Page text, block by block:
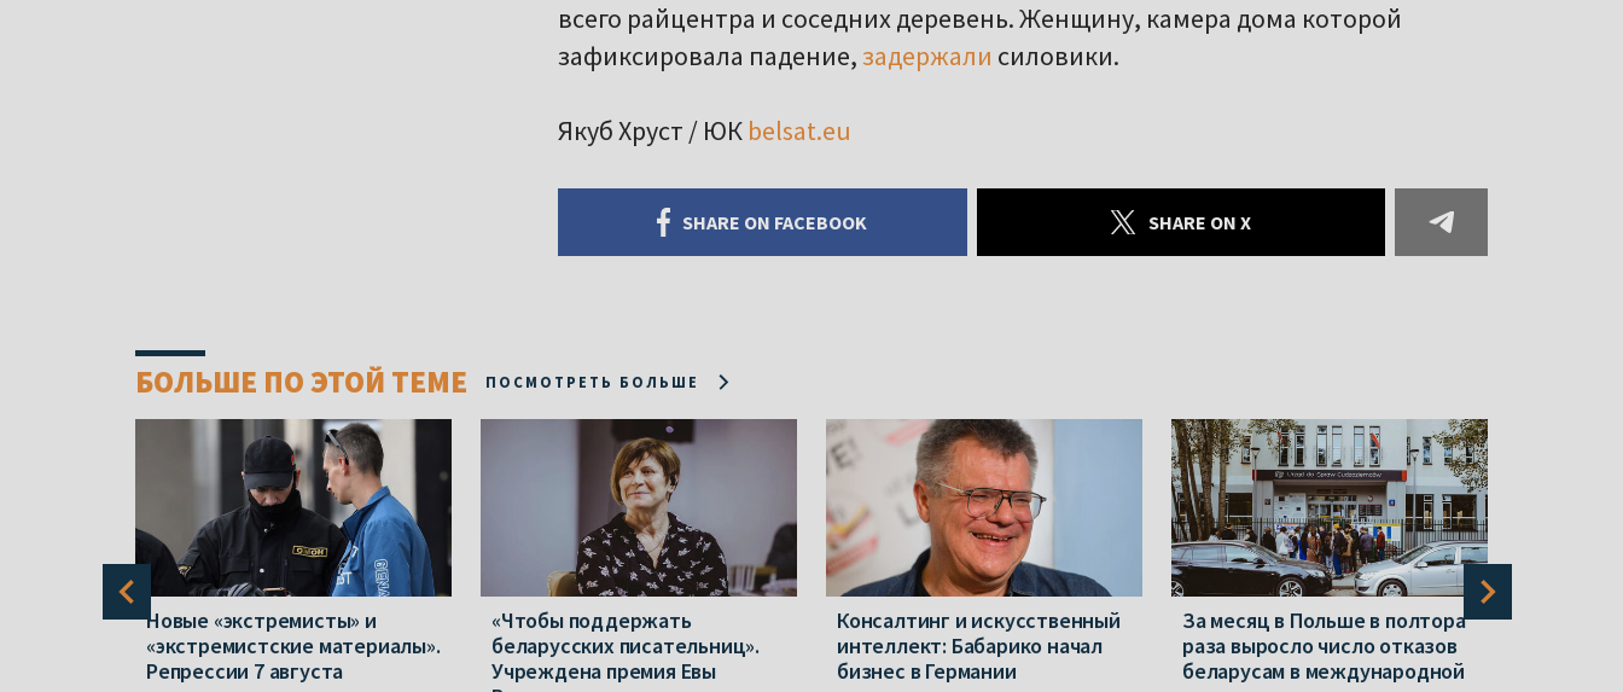
всего райцентра и соседних деревень. Женщину, камера дома которой
зафиксировала падение, задержали силовики.
Якуб Хруст / ЮК belsat.eu
SHARE ON FACEBOOK SHARE ON X
БОЛЬШЕ ПО ЭТОЙ ТЕМЕ ПОСМОТРЕТЬ БОЛЬШЕ
Новые «экстремисты» и
«экстремистские материалы».
Репрессии 7 августа
«Чтобы поддержать
беларусских писательниц».
Учреждена премия Евы
Консалтинг и искусственный
интеллект: Бабарико начал
бизнес в Германии
За месяц в Польше в полтора
раза выросло число отказов
беларусам в международной